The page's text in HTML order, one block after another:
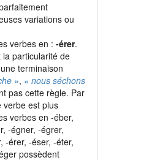
variations ou
verbes en : -érer.
particularité de
terminaison
», « nous séchons
pas cette règle. Par
verbe est plus
verbes en -éber,
-égner, -égrer,
-érer, -éser, -éter,
possèdent